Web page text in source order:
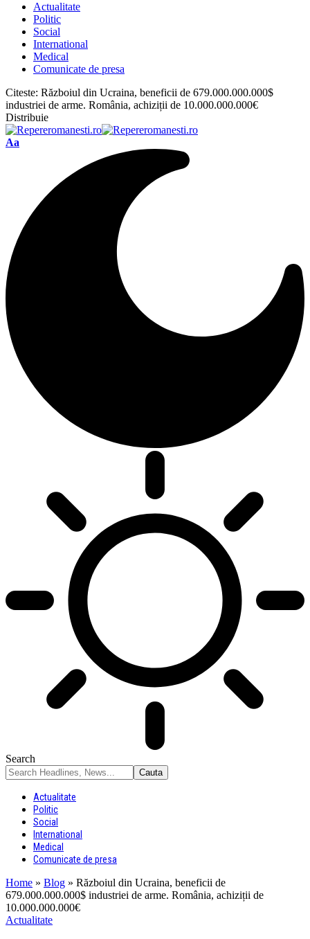
Actualitate
Politic
Social
International
Medical
Comunicate de presa
Citeste: Războiul din Ucraina, beneficii de 679.000.000.000$
industriei de arme. România, achiziții de 10.000.000.000€
Distribuie
Font
Aa
Search
Actualitate
Politic
Social
International
Medical
Comunicate de presa
Home » Blog » Războiul din Ucraina, beneficii de
679.000.000.000$ industriei de arme. România, achiziții de
10.000.000.000€
Actualitate